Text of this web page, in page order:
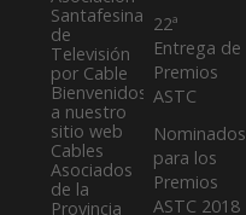
Santafesina
de
Televisión
por Cable
Bienvenidos
a nuestro
sitio web
Cables
Asociados
de la
Provincia
22ª
Entrega de
Premios
ASTC
Nominados
para los
Premios
ASTC 2018